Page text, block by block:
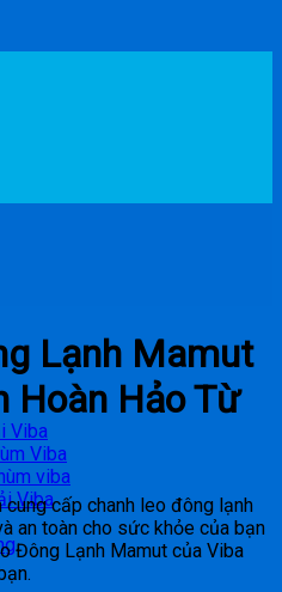
Viba
Viba
viba
Viba
Lạnh Mamut
Hoàn Hảo Từ
cấp chanh leo đông lạnh
an toàn cho sức khỏe của bạn
Đông Lạnh Mamut của Viba